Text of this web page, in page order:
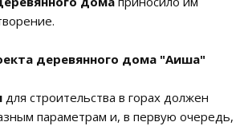
деревянного дома "Аиша"
для строительства в горах должен
параметрам и, в первую очередь,